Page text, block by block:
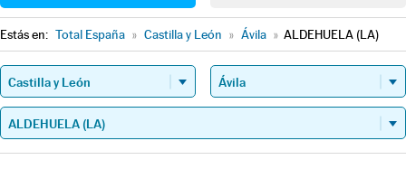
Estás en: Total España » Castilla y León » Ávila » ALDEHUELA (LA)